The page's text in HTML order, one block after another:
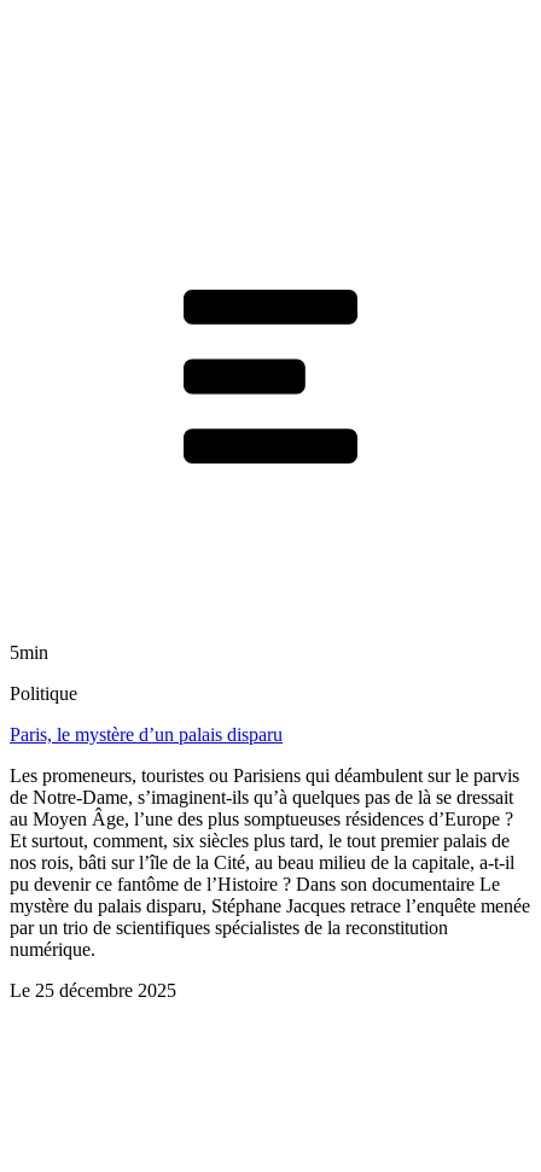
5min
Politique
Paris, le mystère d’un palais disparu
Les promeneurs, touristes ou Parisiens qui déambulent sur le parvis
de Notre-Dame, s’imaginent-ils qu’à quelques pas de là se dressait
au Moyen Âge, l’une des plus somptueuses résidences d’Europe ?
Et surtout, comment, six siècles plus tard, le tout premier palais de
nos rois, bâti sur l’île de la Cité, au beau milieu de la capitale, a-t-il
pu devenir ce fantôme de l’Histoire ? Dans son documentaire Le
mystère du palais disparu, Stéphane Jacques retrace l’enquête menée
par un trio de scientifiques spécialistes de la reconstitution
numérique.
Le 25 décembre 2025